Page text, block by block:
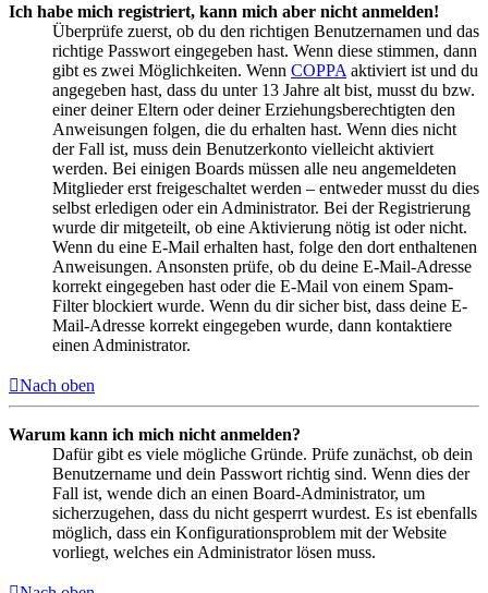
Ich habe mich registriert, kann mich aber nicht anmelden!
Überprüfe zuerst, ob du den richtigen Benutzernamen und das
richtige Passwort eingegeben hast. Wenn diese stimmen, dann
gibt es zwei Möglichkeiten. Wenn COPPA aktiviert ist und du
angegeben hast, dass du unter 13 Jahre alt bist, musst du bzw.
einer deiner Eltern oder deiner Erziehungsberechtigten den
Anweisungen folgen, die du erhalten hast. Wenn dies nicht
der Fall ist, muss dein Benutzerkonto vielleicht aktiviert
werden. Bei einigen Boards müssen alle neu angemeldeten
Mitglieder erst freigeschaltet werden – entweder musst du dies
selbst erledigen oder ein Administrator. Bei der Registrierung
wurde dir mitgeteilt, ob eine Aktivierung nötig ist oder nicht.
Wenn du eine E-Mail erhalten hast, folge den dort enthaltenen
Anweisungen. Ansonsten prüfe, ob du deine E-Mail-Adresse
korrekt eingegeben hast oder die E-Mail von einem Spam-
Filter blockiert wurde. Wenn du dir sicher bist, dass deine E-
Mail-Adresse korrekt eingegeben wurde, dann kontaktiere
einen Administrator.
Nach oben
Warum kann ich mich nicht anmelden?
Dafür gibt es viele mögliche Gründe. Prüfe zunächst, ob dein
Benutzername und dein Passwort richtig sind. Wenn dies der
Fall ist, wende dich an einen Board-Administrator, um
sicherzugehen, dass du nicht gesperrt wurdest. Es ist ebenfalls
möglich, dass ein Konfigurationsproblem mit der Website
vorliegt, welches ein Administrator lösen muss.